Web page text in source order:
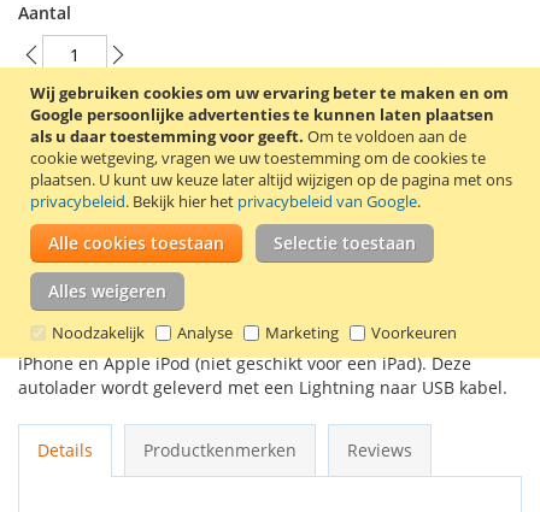
Wij gebruiken cookies om uw ervaring beter te maken en om
Google persoonlijke advertenties te kunnen laten plaatsen
als u daar toestemming voor geeft. Om te voldoen aan de
cookie wetgeving, vragen we uw toestemming om de cookies te
plaatsen. U kunt uw keuze later altijd wijzigen op de pagina met ons
privacybeleid. Bekijk hier het privacybeleid van Google.
Alle cookies toestaan Selectie toestaan
Alles weigeren
Noodzakelijk Analyse Marketing Voorkeuren
Aantal
In Winkelwagen
VOEG TOE AAN VERLANGLIJST
TOEVOEGEN OM TE VERGELIJKEN
Deze autolader van Kensington is geschikt voor een Apple
iPhone en Apple iPod (niet geschikt voor een iPad). Deze
autolader wordt geleverd met een Lightning naar USB kabel.
Details Productkenmerken Reviews